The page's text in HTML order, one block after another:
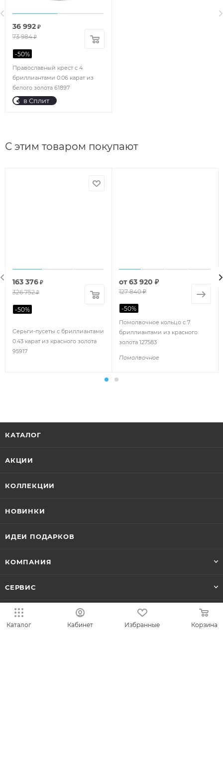
Православный крест с 4
бриллиантами 0.06 карат из
белого золота 61897
36 992 ₽
73 984₽
-50%
в Сплит
С этим товаром покупают
Серьги-пусеты с бриллиантами
0.43 карат из красного золота
95917
163 376 ₽
326 752₽
-50%
Помолвочное кольцо с 7
бриллиантами из красного
золота 127583
Помолвочное
от63 920 ₽
127 840 ₽
-50%
КАТАЛОГ
АКЦИИ
КОЛЛЕКЦИИ
НОВИНКИ
ИДЕИ ПОДАРКОВ
КОМПАНИЯ
СЕРВИС
ЛИЧНЫЙ КАБИНЕТ
Каталог Кабинет Избранные Корзина